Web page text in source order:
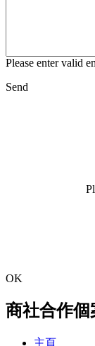
Please enter valid
Send
OK
商社合作個
主頁